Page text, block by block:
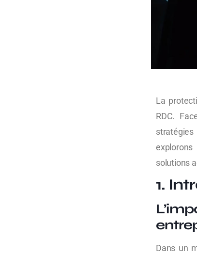
La
RDC.
solutions
1.
Dans un